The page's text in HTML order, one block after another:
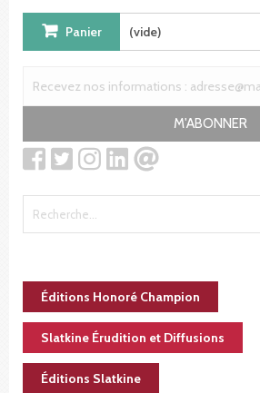
Panier (vide)
M'ABONNER
Éditions Honoré Champion
Slatkine Érudition et Diffusions
Éditions Slatkine